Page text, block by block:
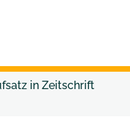
in Zeitschrift